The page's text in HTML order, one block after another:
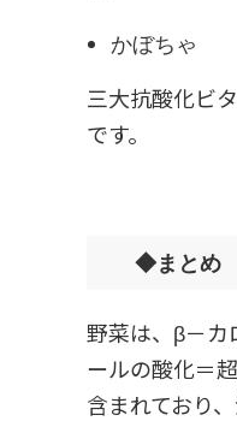
かぼちゃ
三大抗酸化ビ
です。
◆まとめ
野菜は、β－
ールの酸化＝
含まれており